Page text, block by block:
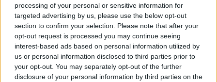
processing of your personal or sensitive information for
targeted advertising by us, please use the below opt-out
section to confirm your selection. Please note that after your
opt-out request is processed you may continue seeing
interest-based ads based on personal information utilized by
us or personal information disclosed to third parties prior to
your opt-out. You may separately opt-out of the further
disclosure of your personal information by third parties on the
има повеќе од 400 грофови, барони, маркизи и
други благородници. Затоа, во раните
осумдесетти години од 20 век, шпанските
социјалисти побарале во парламентот да се
воведат големи даноци за купување документи
за членство со „сина крв“,“ се вели во објавата
на гореспоменатата страница на Инстаграм.